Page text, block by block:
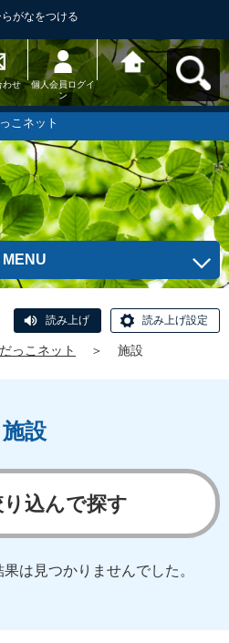
がなをつける
わせ
個人会員ログイ
ン
半田市子育て応
援サイト はんだ
っこネットへ戻
こネット
MENU
読み上げ 読み上げ設定
っこネット ＞ 施設
施設
込んで探す
は見つかりませんでした。